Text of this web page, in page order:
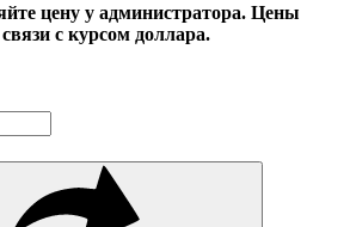
цену у администратора. Цены
с курсом доллара.